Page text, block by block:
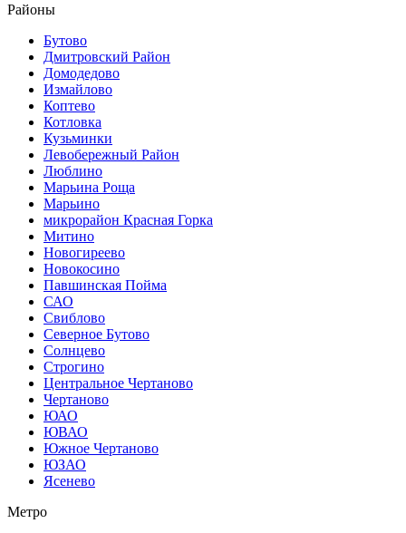
Районы
Бутово
Дмитровский Район
Домодедово
Измайлово
Коптево
Котловка
Кузьминки
Левобережный Район
Люблино
Марьина Роща
Марьино
микрорайон Красная Горка
Митино
Новогиреево
Новокосино
Павшинская Пойма
САО
Свиблово
Северное Бутово
Солнцево
Строгино
Центральное Чертаново
Чертаново
ЮАО
ЮВАО
Южное Чертаново
ЮЗАО
Ясенево
Метро